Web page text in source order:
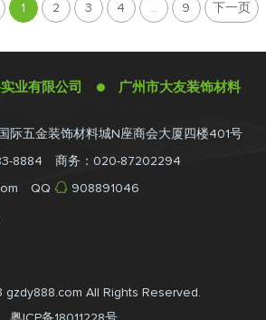
1 2 3 4 9 下一页
实业有限公司 ● 广州市大友装饰材料
际五金装饰材料城N座商会大厦四楼401号
8884 商务：020-87202294
QQ  908891046
All Rights Reserved.